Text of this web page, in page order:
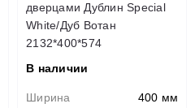
дверцами Дублин Special
White/Дуб Вотан
2132*400*574
В наличии
Ширина
400 мм